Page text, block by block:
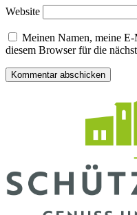
Website
Meinen Namen, meine
diesem Browser für die